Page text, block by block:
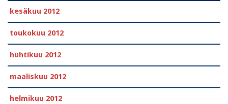
kesäkuu 2012
toukokuu 2012
huhtikuu 2012
maaliskuu 2012
helmikuu 2012